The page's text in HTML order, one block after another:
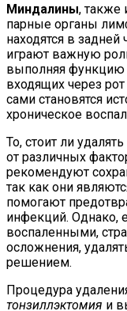
Миндалины, также
парные органы
находятся в задней
играют важную
выполняя функцию
входящих через
сами становятся
хроническое
То, стоит ли
от различных
рекомендуют
так как они
помогают
инфекций. Однако,
воспаленными,
осложнения,
решением.
Процедура
тонзиллэктомия и